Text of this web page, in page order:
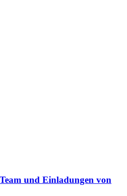
und Einladungen von